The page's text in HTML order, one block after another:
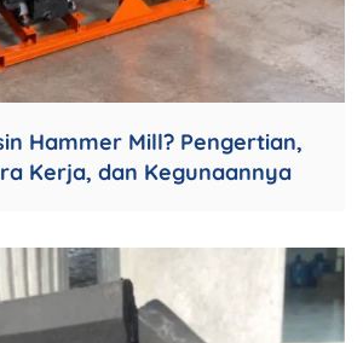
Hammer Mill? Pengertian,
Kerja, dan Kegunaannya